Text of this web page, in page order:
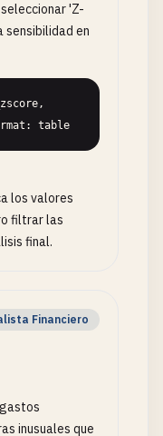
'Z-
sensibilidad en
table
los valores
filtrar las
final.
Financiero
inusuales que